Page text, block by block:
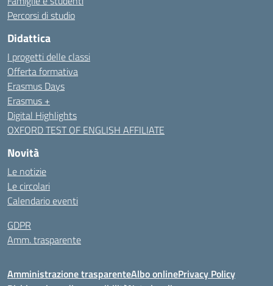
Percorsi di studio
Didattica
I progetti delle classi
Offerta formativa
Erasmus Days
Erasmus +
Digital Highlights
OXFORD TEST OF ENGLISH AFFILIATE
Novità
Le notizie
Le circolari
Calendario eventi
GDPR
Amm. trasparente
Amministrazione trasparenteAlbo onlinePrivacy Policy